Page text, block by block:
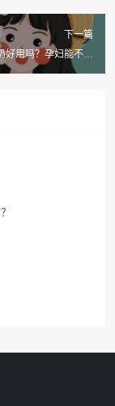
下一篇
好用吗？孕妇能不能
用？